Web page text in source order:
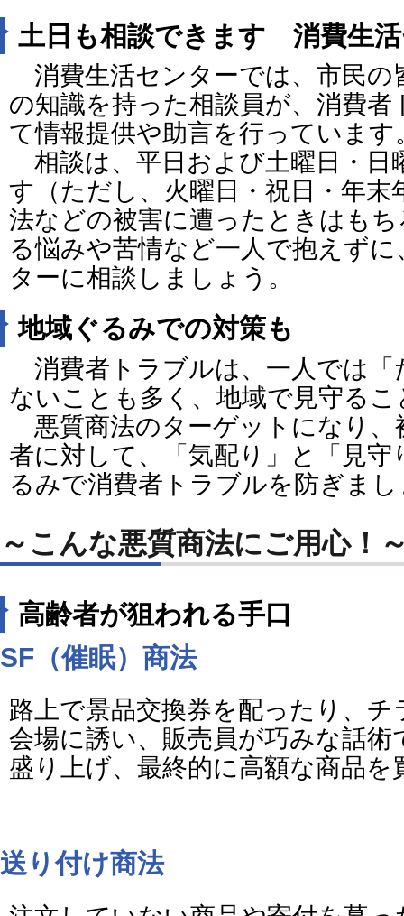
土日も相談できます 消費生
消費生活センターでは、市民の
の知識を持った相談員が、消費
て情報提供や助言を行っています
相談は、平日および土曜日・日
す（ただし、火曜日・祝日・年末
法などの被害に遭ったときはも
る悩みや苦情など一人で抱えず
ターに相談しましょう。
地域ぐるみでの対策も
消費者トラブルは、一人では「
ないことも多く、地域で見守る
悪質商法のターゲットになり、
者に対して、「気配り」と「見守
るみで消費者トラブルを防ぎま
～こんな悪質商法にご用心！
高齢者が狙われる手口
SF（催眠）商法
路上で景品交換券を配ったり、チ
会場に誘い、販売員が巧みな話術
盛り上げ、最終的に高額な商品を
送り付け商法